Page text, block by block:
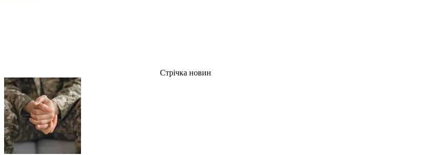
Стрічка новин